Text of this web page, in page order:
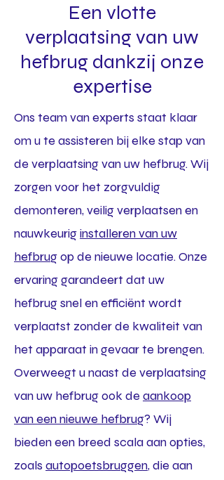
Een vlotte
verplaatsing van uw
hefbrug dankzij onze
expertise
Ons team van experts staat klaar
om u te assisteren bij elke stap van
de verplaatsing van uw hefbrug. Wij
zorgen voor het zorgvuldig
demonteren, veilig verplaatsen en
nauwkeuriginstalleren van uw
hefbrugop de nieuwe locatie. Onze
ervaring garandeert dat uw
hefbrug snel en efficiënt wordt
verplaatst zonder de kwaliteit van
het apparaat in gevaar te brengen.
Overweegt u naast de verplaatsing
van uw hefbrug ook de aankoop
van een nieuwe hefbrug? Wij
bieden een breed scala aan opties,
zoals autopoetsbruggen, die aan